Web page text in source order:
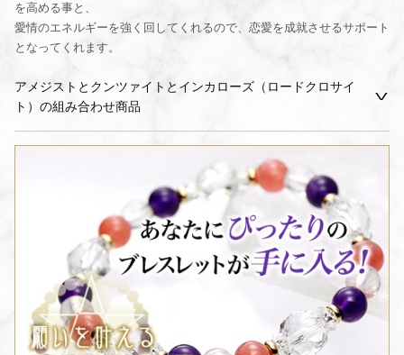
を高める事と、
愛情のエネルギーを強く回してくれるので、恋愛を成就させるサポート
となってくれます。
アメジストとクンツァイトとインカローズ（ロードクロサイ
ト）の組み合わせ商品